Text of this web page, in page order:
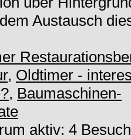
Austausch
, Oldtimer -
, Baumaschinen-
aktiv: 4